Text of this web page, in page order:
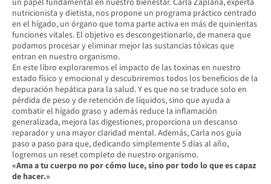
un papel fundamental en nuestro bienestar. Carla Zaplana, experta
nutricionista y dietista, nos propone un programa práctico centrado
en el hígado, un órgano que toma parte activa en más de quinientas
funciones vitales. El objetivo es descongestionarlo, de manera que
podamos procesar y eliminar mejor las sustancias tóxicas que
entran en nuestro organismo.
En este libro exploraremos el impacto de las toxinas en nuestro
estado físico y emocional y descubriremos todos los beneficios de la
depuración hepática para la salud. Y es que no se traduce solo en
pérdida de peso y de retención de líquidos, sino que ayuda a
combatir el hígado graso y además reduce la inflamación
generalizada, mejora las digestiones, proporciona un descanso
reparador y una mayor claridad mental. Además, Carla nos guía
paso a paso para que, dedicando simplemente 5 días al año,
logremos un reset completo de nuestro organismo.
«Ama a tu cuerpo no por cómo luce, sino por todo lo que es capaz
de hacer.»